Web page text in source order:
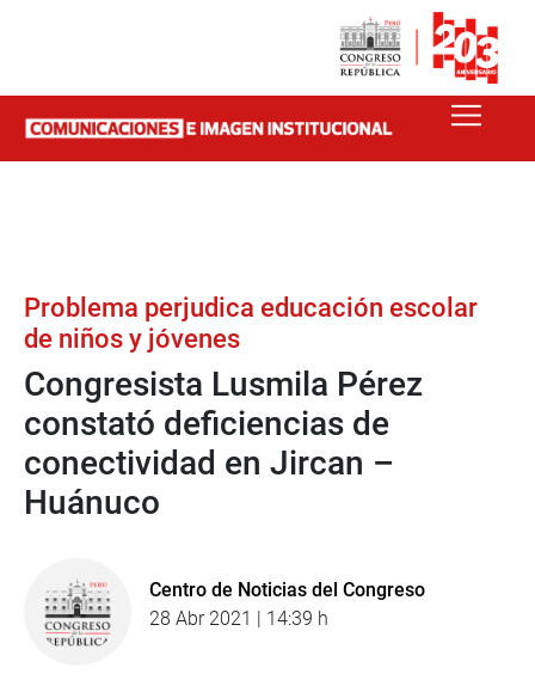
Problema perjudica educación escolar
de niños y jóvenes
Congresista Lusmila Pérez
constató deficiencias de
conectividad en Jircan –
Huánuco
Centro de Noticias del Congreso
28 Abr 2021 | 14:39 h